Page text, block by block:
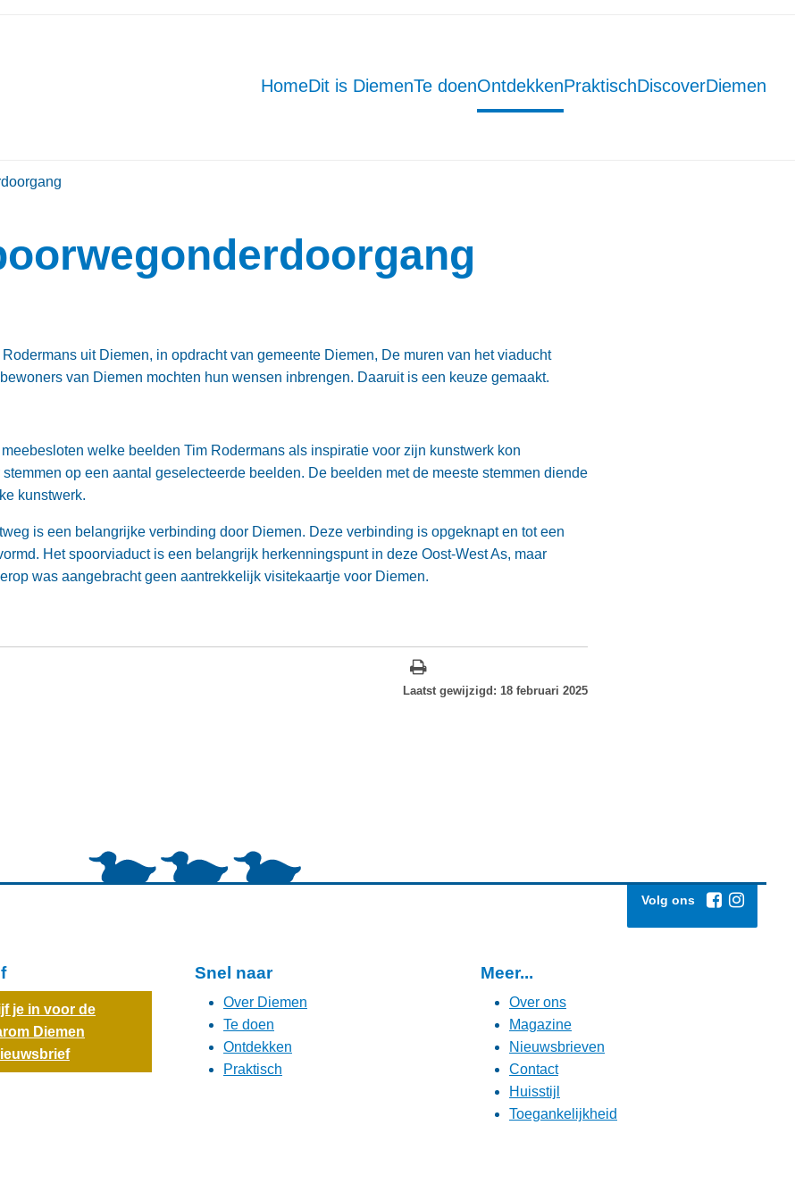
HomeDit is DiemenTe doenOntdekkenPraktischDiscoverDiemen
uit Diemen, in opdracht van gemeente Diemen, De muren van het viaducht
van Diemen mochten hun wensen inbrengen. Daaruit is een keuze gemaakt.
welke beelden Tim Rodermans als inspiratie voor zijn kunstwerk kon
op een aantal geselecteerde beelden. De beelden met de meeste stemmen diende
kunstwerk.
is een belangrijke verbinding door Diemen. Deze verbinding is opgeknapt en tot een
Het spoorviaduct is een belangrijk herkenningspunt in deze Oost-West As, maar
was aangebracht geen aantrekkelijk visitekaartje voor Diemen.
Laatst gewijzigd: 18 februari 2025
Volg ons
je in voor de
Diemen
Snel naar
Over Diemen
Te doen
Ontdekken
Praktisch
Meer...
Over ons
Magazine
Nieuwsbrieven
Contact
Huisstijl
Toegankelijkheid